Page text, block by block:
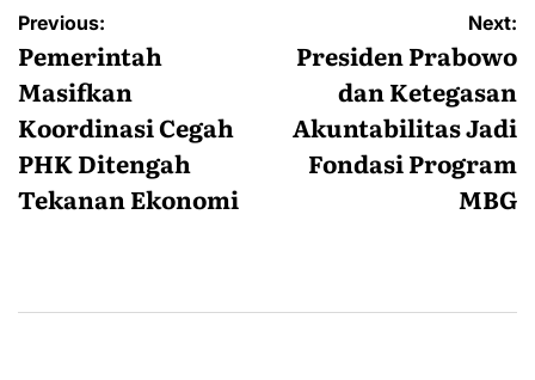
Navigasi
pos
Previous:
Pemerintah
Masifkan
Koordinasi Cegah
PHK Ditengah
Tekanan Ekonomi
Next:
Presiden Prabowo
dan Ketegasan
Akuntabilitas Jadi
Fondasi Program
MBG